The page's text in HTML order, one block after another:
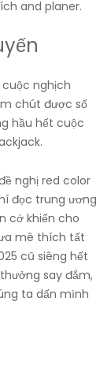
and planer.
cuộc nghịch
chút được số
hầu hết cuộc
nghị red color
đọc trung ương
cớ khiến cho
mê thích tất
cũ siêng hết
say đắm,
ta dấn mình